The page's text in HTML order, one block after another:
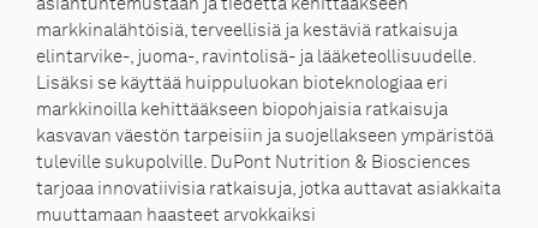
markkinalähtöisiä, terveellisiä ja kestäviä ratkaisuja
elintarvike-, juoma-, ravintolisä- ja lääketeollisuudelle.
Lisäksi se käyttää huippuluokan bioteknologiaa eri
markkinoilla kehittääkseen biopohjaisia ratkaisuja
kasvavan väestön tarpeisiin ja suojellakseen ympäristöä
tuleville sukupolville. DuPont Nutrition & Biosciences
tarjoaa innovatiivisia ratkaisuja, jotka auttavat asiakkaita
muuttamaan haasteet arvokkaiksi